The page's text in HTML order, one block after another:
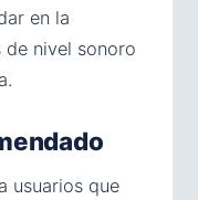
en la
de nivel sonoro
usuarios que